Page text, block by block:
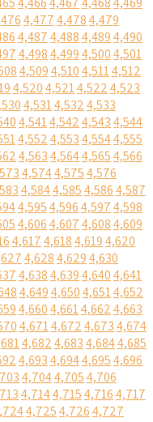
4,4774,4784,479
4,4874,4884,4894,490
4,4984,4994,5004,501
4,5094,5104,5114,512
4,5204,5214,5224,523
4,5314,5324,533
4,5414,5424,5434,544
4,5524,5534,5544,555
4,5634,5644,5654,566
4,5744,5754,576
4,5844,5854,5864,587
4,5954,5964,5974,598
4,6064,6074,6084,609
4,6174,6184,6194,620
4,6284,6294,630
4,6384,6394,6404,641
4,6494,6504,6514,652
4,6604,6614,6624,663
4,6714,6724,6734,674
4,6824,6834,6844,685
4,6934,6944,6954,696
4,7044,7054,706
4,7144,7154,7164,717
4,7254,7264,727